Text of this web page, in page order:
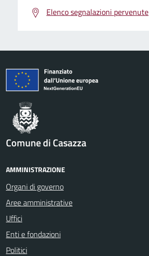
Elenco segnalazioni pervenute
Comune di Casazza
AMMINISTRAZIONE
Organi di governo
Aree amministrative
Uffici
Enti e fondazioni
Politici